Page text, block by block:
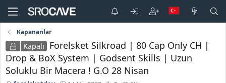
Kapananlar
Kapalı
Forelsket Silkroad | 80 Cap Only CH |
Drop & BoX System | Godsent Skills | Uzun
Soluklu Bir Macera ! G.O 28 Nisan